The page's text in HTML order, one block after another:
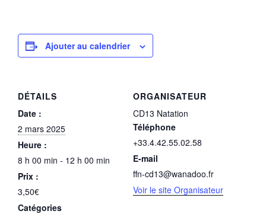
Ajouter au calendrier
DÉTAILS
Date :
2 mars 2025
Heure :
8 h 00 min - 12 h 00 min
Prix :
3,50€
Catégories
ORGANISATEUR
CD13 Natation
Téléphone
+33.4.42.55.02.58
E-mail
ffn-cd13@wanadoo.fr
Voir le site Organisateur